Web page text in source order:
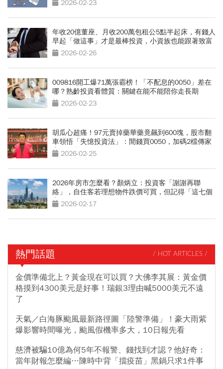
2026-02-23
年收20億董座、月收200萬包租公5點半起床，有錢人
早起「做這事」才是最棒投資，小資族也能跟著致富
2026-02-26
009816開工爆71萬張霸榜！「不配息的0050」差在
哪？熟齡投資看體質：關鍵在能不能陪你走長期
2026-02-23
胡瓜心超痛！97元賣掉藥華藥竟飆到600塊，股市翻
車領悟「失憶投資法」：閒錢買0050，加碼2檔傳家
寶領紅利
2026-02-25
2026年房市怎麼看？顏炳立：投資客「謝謝再聯
絡」，自住客若理想物件跌價可買，但記得「這七個
字」2026-02-17
熱門話題 / HOT ARTICLES /
金價準備北上？黃金現在可以買？大佛李其展：黃金價
格摸到4300美元是好事！瑞銀3理由喊5000美元不遠
了
天氣／白海豚颱風最新路徑圖「陸警準備」！豪大雨紫
爆影響時間曝光，颱風假機率多大，10日報先看
慈濟被騙10億為何5年不報警、錢找到才認？他好奇：
當年財報怎麼編…陳時中背「擋疫苗」黑鍋只求1件事